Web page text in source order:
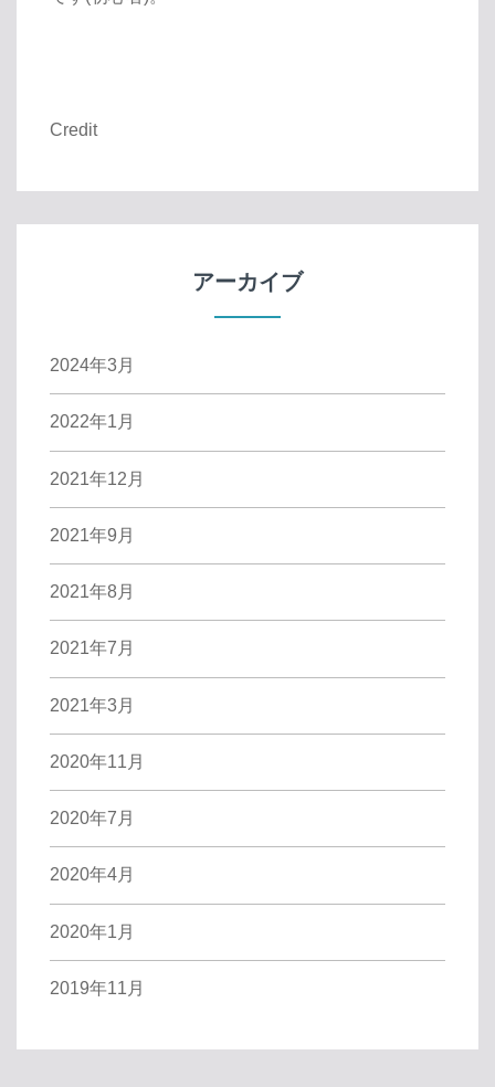
Credit
アーカイブ
2024年3月
2022年1月
2021年12月
2021年9月
2021年8月
2021年7月
2021年3月
2020年11月
2020年7月
2020年4月
2020年1月
2019年11月